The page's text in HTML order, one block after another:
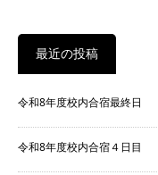
最近の投稿
令和8年度校内合宿最終日
令和8年度校内合宿４日目